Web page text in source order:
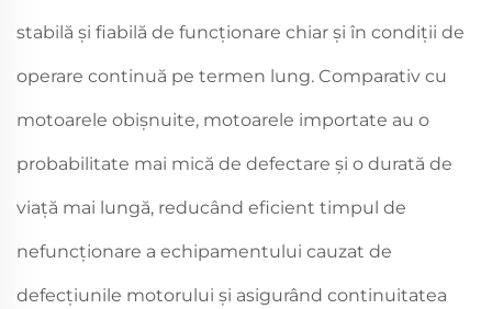
stabilă și fiabilă de funcționare chiar și în condiții de
operare continuă pe termen lung. Comparativ cu
motoarele obișnuite, motoarele importate au o
probabilitate mai mică de defectare și o durată de
viață mai lungă, reducând eficient timpul de
nefuncționare a echipamentului cauzat de
defecțiunile motorului și asigurând continuitatea